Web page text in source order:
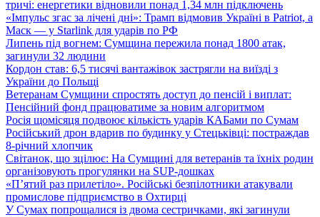
тричі: енергетики відновили понад 1,34 млн підключень
«Імпульс згас за лічені дні»: Трамп відмовив Україні в Patriot, а
Маск — у Starlink для ударів по РФ
Липень під вогнем: Сумщина пережила понад 1800 атак,
загинули 32 людини
Кордон став: 6,5 тисячі вантажівок застрягли на виїзді з
України до Польщі
Ветеранам Сумщини спростять доступ до пенсій і виплат:
Пенсійний фонд працюватиме за новим алгоритмом
Росія щомісяця подвоює кількість ударів КАБами по Сумам
Російський дрон вдарив по будинку у Стецьківці: постраждав
8-річний хлопчик
Світанок, що зцілює: На Сумщині для ветеранів та їхніх родин
організовують прогулянки на SUP-дошках
«П’ятий раз прилетіло». Російські безпілотники атакували
промислове підприємство в Охтирці
У Сумах попрощалися із двома сестричками, які загинули